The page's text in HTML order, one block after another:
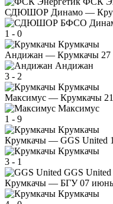
СДЮШОР Динамо —
1 - 0
Крумкачы
Андижан — Крумкачы
Андижан
3 - 2
Крумкачы
Максимус — Крумкачы
Максимус
1 - 9
Крумкачы
Крумкачы — GGS United
Крумкачы
3 - 1
GGS United
Крумкачы — БГУ 07
Крумкачы